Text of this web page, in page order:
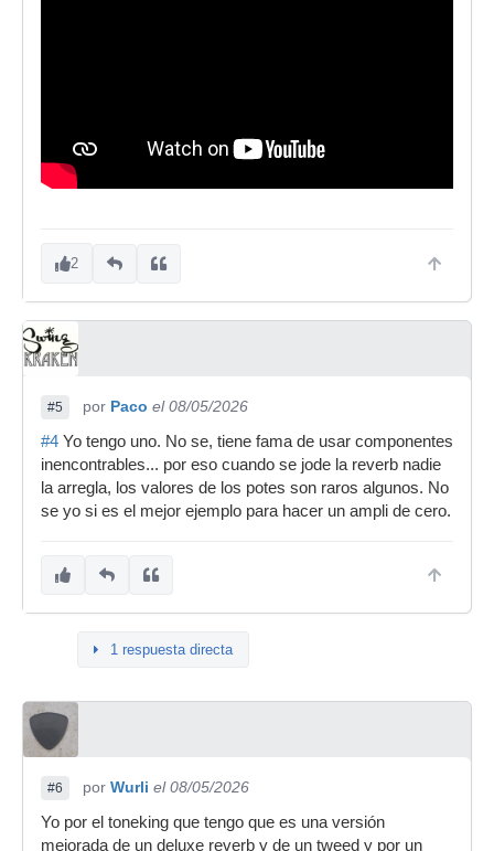
2
#5 por Paco el 08/05/2026
#4 Yo tengo uno. No se, tiene fama de usar componentes
inencontrables... por eso cuando se jode la reverb nadie
la arregla, los valores de los potes son raros algunos. No
se yo si es el mejor ejemplo para hacer un ampli de cero.
1 respuesta directa
#6 por Wurli el 08/05/2026
Yo por el toneking que tengo que es una versión
mejorada de un deluxe reverb y de un tweed y por un